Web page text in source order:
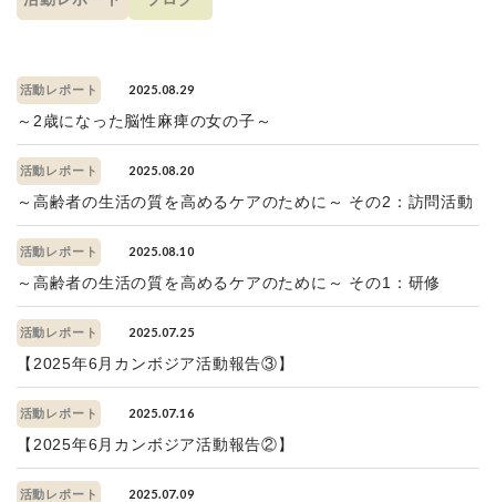
活動レポート 2025.08.29
～2歳になった脳性麻痺の女の子～
活動レポート 2025.08.20
～高齢者の生活の質を高めるケアのために～ その2：訪問活動
活動レポート 2025.08.10
～高齢者の生活の質を高めるケアのために～ その1：研修
活動レポート 2025.07.25
【2025年6月カンボジア活動報告③】
活動レポート 2025.07.16
【2025年6月カンボジア活動報告②】
活動レポート 2025.07.09